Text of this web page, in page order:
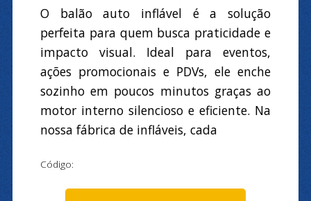
O balão auto inflável é a solução
perfeita para quem busca praticidade e
impacto visual. Ideal para eventos,
ações promocionais e PDVs, ele enche
sozinho em poucos minutos graças ao
motor interno silencioso e eficiente. Na
nossa fábrica de infláveis, cada
Código: